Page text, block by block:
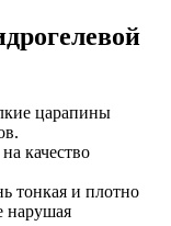
царапины
качество
тонкая и плотно
нарушая